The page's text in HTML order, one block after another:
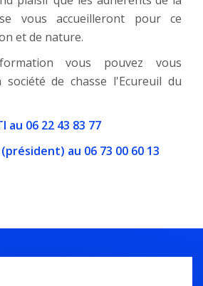
vous accueilleront pour ce
et de nature.
vous pouvez vous
de chasse l'Ecureuil du
au 06 22 43 83 77
(président) au 06 73 00 60 13